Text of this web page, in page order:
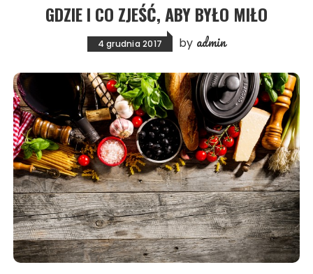
GDZIE I CO ZJEŚĆ, ABY BYŁO MIŁO
4 grudnia 2017 by admin